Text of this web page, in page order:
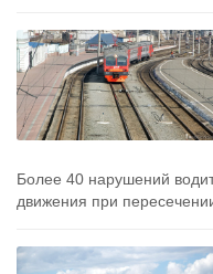
Более 40 нарушений
движения при